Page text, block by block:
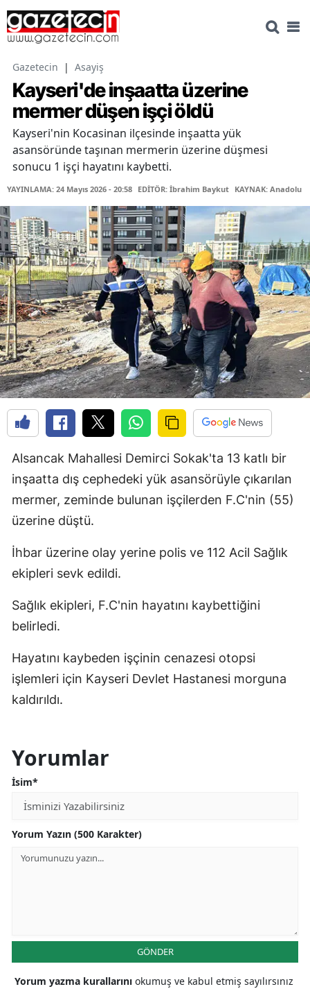
Gazetecin | Asayiş
Kayseri'de inşaatta üzerine
mermer düşen işçi öldü
Kayseri'nin Kocasinan ilçesinde inşaatta yük
asansöründe taşınan mermerin üzerine düşmesi
sonucu 1 işçi hayatını kaybetti.
YAYINLAMA: 24 Mayıs 2026 - 20:58 EDİTÖR: İbrahim Baykut KAYNAK: Anadolu
Alsancak Mahallesi Demirci Sokak'ta 13 katlı bir
inşaatta dış cephedeki yük asansörüyle çıkarılan
mermer, zeminde bulunan işçilerden F.C'nin (55)
üzerine düştü.
İhbar üzerine olay yerine polis ve 112 Acil Sağlık
ekipleri sevk edildi.
Sağlık ekipleri, F.C'nin hayatını kaybettiğini
belirledi.
Hayatını kaybeden işçinin cenazesi otopsi
işlemleri için Kayseri Devlet Hastanesi morguna
kaldırıldı.
Yorumlar
İsim*
Yorum Yazın (500 Karakter)
GÖNDER
Yorum yazma kurallarını okumuş ve kabul etmiş sayılırsınız